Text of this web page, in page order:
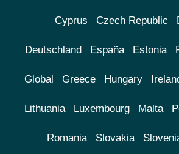
Cyprus Czech Republic
Deutschland España Estonia
Global Greece Hungary
Lithuania Luxembourg Malta
Romania Slovakia